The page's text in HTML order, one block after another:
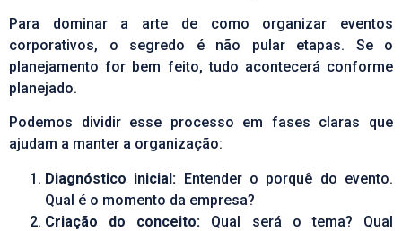
Para dominar a arte de como organizar eventos
corporativos, o segredo é não pular etapas. Se o
planejamento for bem feito, tudo acontecerá conforme
planejado.
Podemos dividir esse processo em fases claras que
ajudam a manter a organização:
Diagnóstico inicial: Entender o porquê do evento.
Qual é o momento da empresa?
Criação do conceito: Qual será o tema? Qual